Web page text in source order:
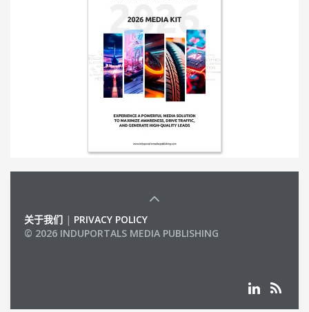
关于我们 | PRIVACY POLICY
© 2026 INDUPORTALS MEDIA PUBLISHING